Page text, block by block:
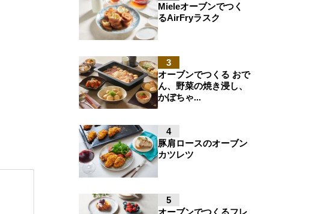
Mieleオーブンでつく
るAirFryラスク
3
オーブンでつくる おで
ん、野菜の焼き浸し、
かぼちゃ...
4
豚肩ロースのオーブン
カツレツ
5
オーブンでつくるフレ